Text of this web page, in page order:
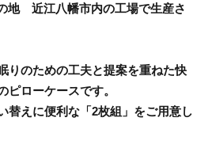
地 近江八幡市内の工場で生産さ
りのための工夫と提案を重ねた快
ピローケースです。
替えに便利な「2枚組」をご用意し